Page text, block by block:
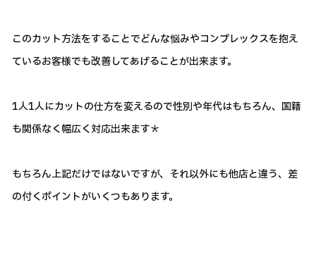
このカット方法をすることでどんな悩みやコンプレックスを抱え
ているお客様でも改善してあげることが出来ます。
1人1人にカットの仕方を変えるので性別や年代はもちろん、国籍
も関係なく幅広く対応出来ます＊
もちろん上記だけではないですが、それ以外にも他店と違う、差
の付くポイントがいくつもあります。